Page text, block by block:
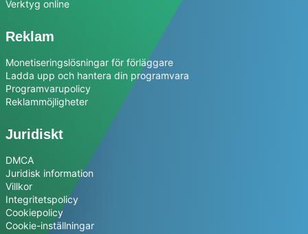
Verktyg online
Reklam
Monetiseringslösningar för förläggare
Ladda upp och hantera din programvara
Programvarupolicy
Reklammöjligheter
Juridiskt
DMCA
Juridisk information
Villkor
Integritetspolicy
Cookiepolicy
Cookie-inställningar